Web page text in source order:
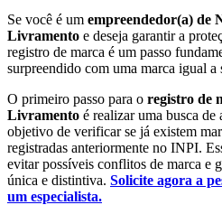
Se você é um empreendedor(a) de
Livramento e deseja garantir a
registro de marca é um passo
surpreendido com uma marca igual a
O primeiro passo para o registro de
Livramento é realizar uma busca de
objetivo de verificar se já existem
registradas anteriormente no INPI.
evitar possíveis conflitos de marca e
única e distintiva. Solicite agora a
um especialista.